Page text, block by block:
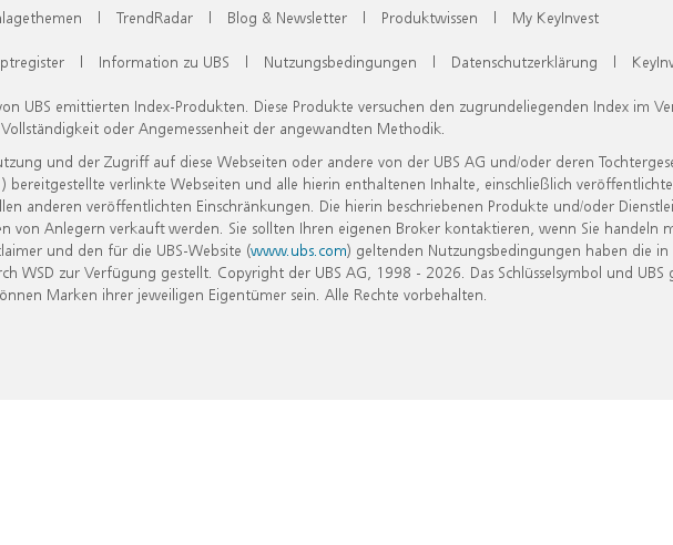
| TrendRadar | Blog & Newsletter | Produktwissen | My KeyInvest
| Information zu UBS | Nutzungsbedingungen | Datenschutzerklärung |
UBS emittierten Index-Produkten. Diese Produkte versuchen den zugrundeliegenden Index im
oder Angemessenheit der angewandten Methodik.
und der Zugriff auf diese Webseiten oder andere von der UBS AG und/oder deren
verlinkte Webseiten und alle hierin enthaltenen Inhalte, einschließlich
anderen veröffentlichten Einschränkungen. Die hierin beschriebenen Produkte und/oder
Anlegern verkauft werden. Sie sollten Ihren eigenen Broker kontaktieren, wenn Sie handeln
und den für die UBS-Website (www.ubs.com) geltenden Nutzungsbedingungen haben die in
zur Verfügung gestellt. Copyright der UBS AG, 1998 - 2026. Das Schlüsselsymbol und
Marken ihrer jeweiligen Eigentümer sein. Alle Rechte vorbehalten.